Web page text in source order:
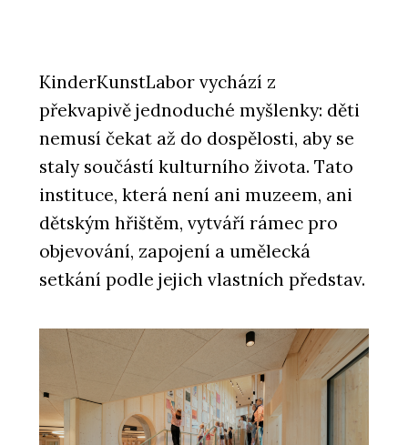
KinderKunstLabor vychází z
překvapivě jednoduché myšlenky: děti
nemusí čekat až do dospělosti, aby se
staly součástí kulturního života. Tato
instituce, která není ani muzeem, ani
dětským hřištěm, vytváří rámec pro
objevování, zapojení a umělecká
setkání podle jejich vlastních představ.